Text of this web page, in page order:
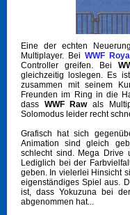
Eine der echten
Multiplayer. Bei WWF
Controller greifen. Bei
gleichzeitig loslegen. Es
zusammen mit seinem
Freunden im Ring in die
dass WWF Rawals
Solomodus leider recht
Grafisch hat sich
Animation sind gleich
schlecht sind. Mega Drive
Lediglich bei der
geben. In vielerlei Hinsicht
eigenständiges Spiel aus.
ist, dass Yokuzuna bei
abgenommen hat...